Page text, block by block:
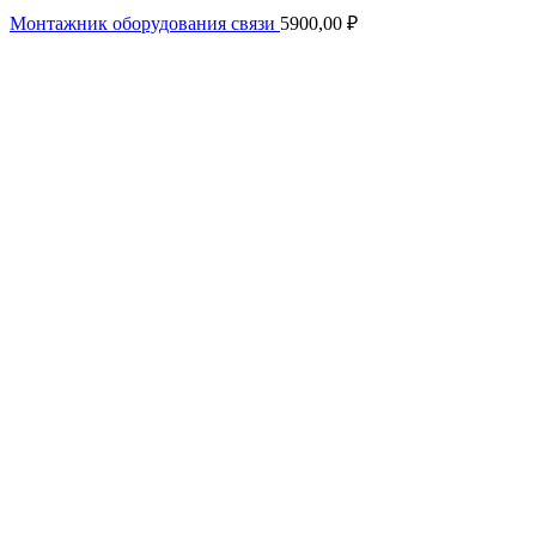
Монтажник оборудования связи 5900,00 ₽